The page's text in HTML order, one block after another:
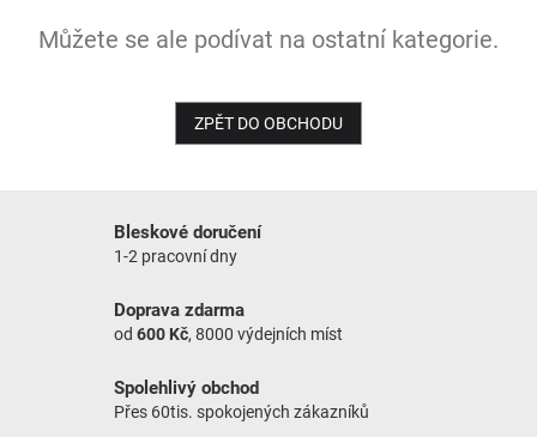
NOVINKY
Můžete se ale podívat na ostatní kategorie.
ZPĚT DO OBCHODU
Bleskové doručení
1-2 pracovní dny
Doprava zdarma
od 600 Kč, 8000 výdejních míst
Spolehlivý obchod
Přes 60tis. spokojených zákazníků